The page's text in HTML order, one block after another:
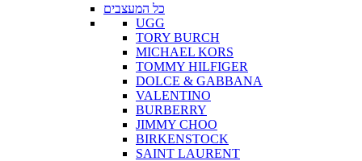
כל המעצבים
UGG
TORY BURCH
MICHAEL KORS
TOMMY HILFIGER
DOLCE & GABBANA
VALENTINO
BURBERRY
JIMMY CHOO
BIRKENSTOCK
SAINT LAURENT